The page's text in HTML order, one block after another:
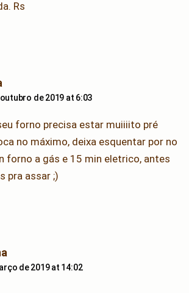
Rs
says:
de 2019 at 6:03
forno precisa estar muiiiito pré
no máximo, deixa esquentar por no
forno a gás e 15 min eletrico, antes
pra assar ;)
says:
de 2019 at 14:02